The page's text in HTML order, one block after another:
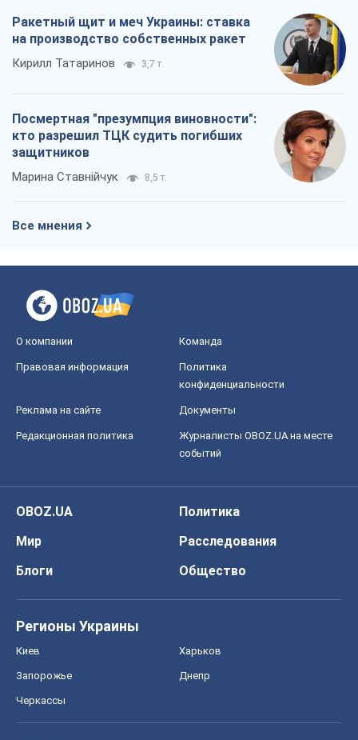
Ракетный щит и меч Украины: ставка
на производство собственных ракет
Кирилл Татаринов 3,7 т.
Посмертная "презумпция виновности":
кто разрешил ТЦК судить погибших
защитников
Марина Ставнійчук 8,5 т.
Все мнения
О компании Команда
Правовая информация
Политика
конфиденциальности
Реклама на сайте Документы
Редакционная политика
Журналисты OBOZ.UA на месте
событий
OBOZ.UA
Политика
Мир
Расследования
Блоги
Общество
Регионы Украины
Киев Харьков
Запорожье Днепр
Черкассы